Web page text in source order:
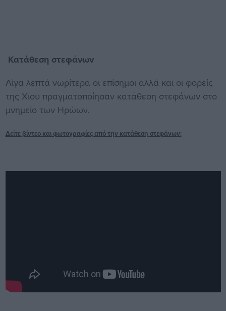
Κατάθεση στεφάνων
Λίγα λεπτά νωρίτερα οι επίσημοι αλλά και οι φορείς
της Χίου πραγματοποίησαν κατάθεση στεφάνων στο
μνημείο των Ηρώων.
Δείτε βίντεο και φωτογραφίες από την κατάθεση στεφάνων: